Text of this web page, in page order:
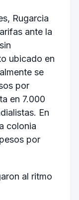
Rugarcia
ante la
ubicado en
se
por
en 7.000
En
colonia
por
al ritmo